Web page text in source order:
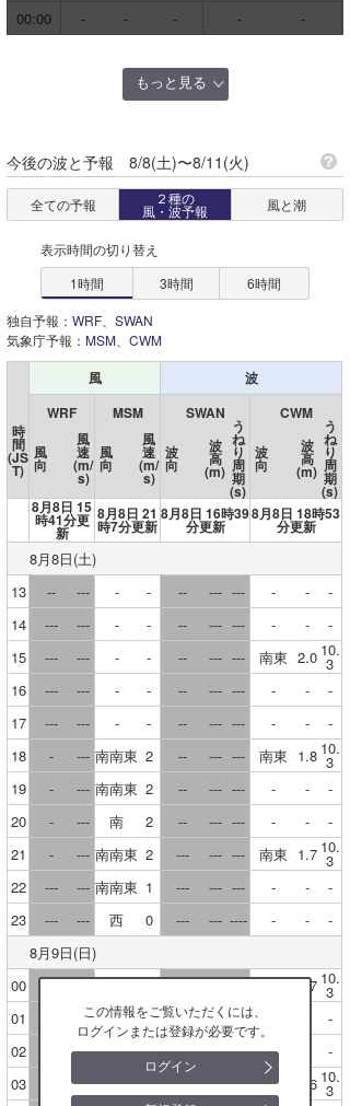
山形
神奈川
千葉
茨城
埼玉
栃木
群馬
山梨
静岡
愛知
岐阜
三重
新潟
富山
石川
福井
滋賀
京都
大阪
奈良
和歌山
姉崎
君津
第一海保
勝浦
鴨川
岩井袋
船形
館山
布良
白浜(千葉)
23 24 25 26 27 28 29
00:00
- - - - -
もっと見る
今後の波と予報 8/8(土)〜8/11(火)
全ての予報 ２種の
風・波予報 風と潮
表示時間の切り替え
1時間
3時間
6時間
独自予報：WRF、SWAN
気象庁予報： MSM、CWM
この情報をご覧いただくには、
ログインまたは登録が必要です。
ログイン
風 波
時
間
(JS
T)
WRF MSM SWAN
CWM
風
向
風
速
(m/
s)
風
向
風
速
(m/
s)
波
向
波
高
(m)
う
ね
り
周
期
(s)
波
向
波
高
(m)
う
ね
り
周
期
(s)
8月8日 15
時41分更
新
8月8日 21
時7分更新
8月8日 16時39
分更新
8月8日 18時53
分更新
8月8日(土)
13
-- --- - - -- --- --- - -
-
14
--- --- - - -- --- --- - -
-
15
--- --- - - -- --- --- 南東 2.0 10.
3
16
--- --- - - -- --- --- - -
-
17
--- --- - - -- --- --- - -
-
18
- --- 南南東 2 -- --- --- 南東 1.8 10.
3
19
- --- 南南東 2 -- --- --- - -
-
20
- --- 南 2 -- --- --- - -
-
21
- --- 南南東 2 --- --- --- 南東 1.7 10.
3
22
--- --- 南南東 1 --- --- --- - -
-
23
--- --- 西 0 --- --- ---- - -
-
8月9日(日)
00
--- --- 南南西 1 --- --- ---- 東南東1.7 10.
3
01
--- 南 2 --- --- ----
-
02
--- 南西 1 --- --- ---- -
-
03
--- 西 1 --- --- ---- 東南東 1.6 10.
3